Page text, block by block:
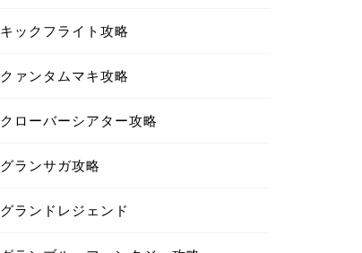
キックフライト攻略
クァンタムマキ攻略
クローバーシアター攻略
グランサガ攻略
グランドレジェンド